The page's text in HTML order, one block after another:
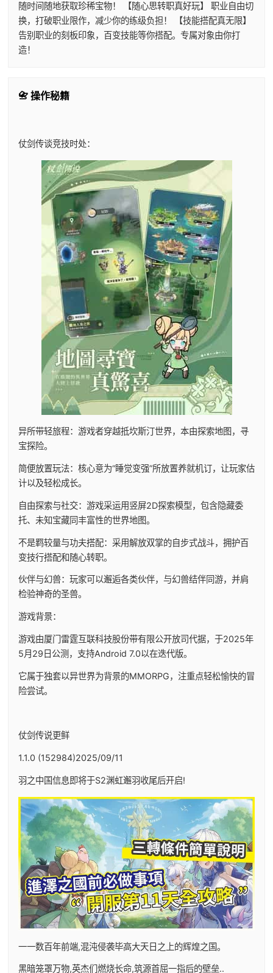
随时间随地获取珍稀宝物！ 【随心思转职真好玩】 职业自由切
换，打破职业限作，减少你的练级负担！ 【技能搭配真无限】
告别职业的刻板印象，百变技能等你搭配。专属对象由你打
造！
📇 操作秘籍
仗剑传谈竞技时处：
异所带轻旅程：游戏者穿越抵坎斯汀世界，本由探索地图，寻
宝探险。
简便放置玩法：核心意为“睡觉变强”所放置养就机订，让玩家估
计以及轻松成长。
自由探索与社交：游戏采运用竖屏2D探索模型，包含隐藏委
托、未知宝藏同丰富性的世界地图。
不是羁较量与功夫搭配：采用解放双掌的自步式战斗，拥护百
变技行搭配和随心转职。
伙伴与幻兽：玩家可以邂逅各类伙伴，与幻兽结伴同游，并肩
检验神奇的圣兽。
游戏背景：
游戏由厦门雷霆互联科技股份带有限公开放司代据，于2025年
5月29日公测，支持Android 7.0以在迭代版。
它属于独套以异世界为背景的MMORPG，注重点轻松愉快的冒
险尝试。
仗剑传说更鲜
1.1.0 (152984)2025/09/11
羽之中国信息即将于S2渊虹邂羽收尾后开启!
一一数百年前端,混沌侵袭毕高大天日之上的辉煌之国。
黑暗笼罩万物,英杰们燃烧长命,筑源首屈一指后的壁垒..